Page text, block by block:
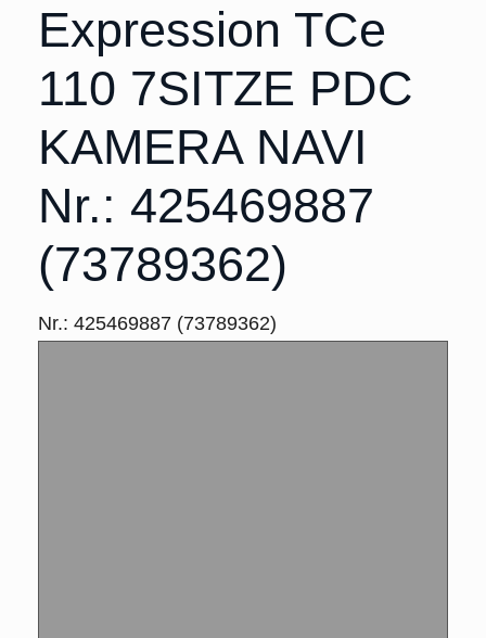
Expression TCe
110 7SITZE PDC
KAMERA NAVI
Nr.: 425469887
(73789362)
Nr.: 425469887 (73789362)